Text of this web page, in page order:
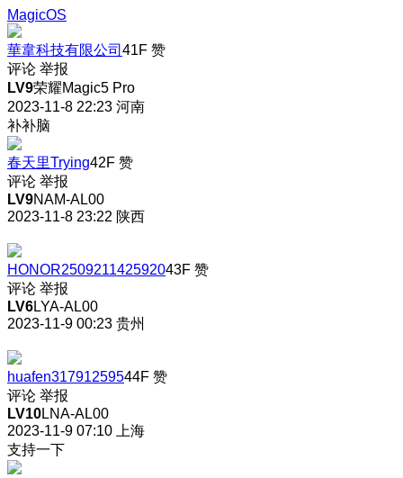
MagicOS
華韋科技有限公司 41F 赞
评论 举报
LV9荣耀Magic5 Pro
2023-11-8 22:23 河南
补补脑
春天里Trying42F 赞
评论 举报
LV9NAM-AL00
2023-11-8 23:22 陕西
HONOR250921142592043F 赞
评论 举报
LV6LYA-AL00
2023-11-9 00:23 贵州
huafen31791259544F 赞
评论 举报
LV10LNA-AL00
2023-11-9 07:10
上海
支持一下